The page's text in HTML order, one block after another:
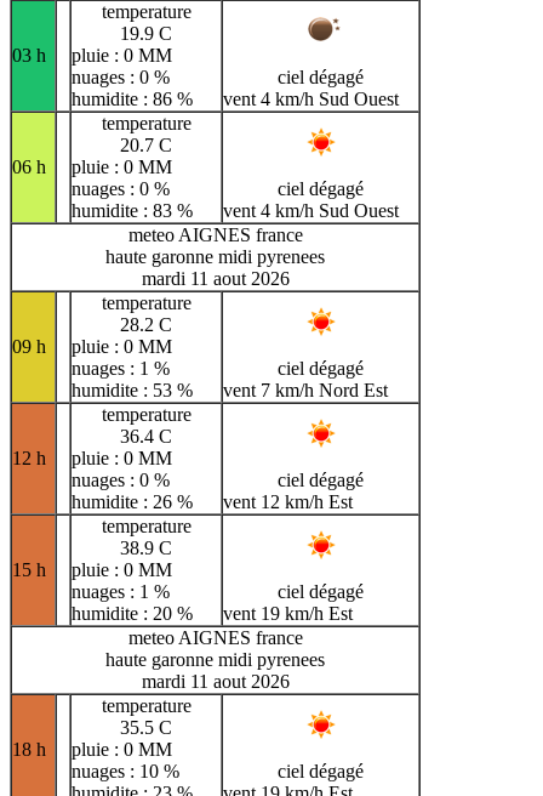
03 h
temperature
19.9 C
pluie : 0 MM
nuages : 0 %
humidite : 86 %
ciel dégagé
vent 4 km/h Sud Ouest
06 h
temperature
20.7 C
pluie : 0 MM
nuages : 0 %
humidite : 83 %
ciel dégagé
vent 4 km/h Sud Ouest
meteo AIGNES france
haute garonne midi pyrenees
mardi 11 aout 2026
09 h
temperature
28.2 C
pluie : 0 MM
nuages : 1 %
humidite : 53 %
ciel dégagé
vent 7 km/h Nord Est
12 h
temperature
36.4 C
pluie : 0 MM
nuages : 0 %
humidite : 26 %
ciel dégagé
vent 12 km/h Est
15 h
temperature
38.9 C
pluie : 0 MM
nuages : 1 %
humidite : 20 %
ciel dégagé
vent 19 km/h Est
meteo AIGNES france
haute garonne midi pyrenees
mardi 11 aout 2026
18 h
temperature
35.5 C
pluie : 0 MM
nuages : 10 %
ciel dégagé